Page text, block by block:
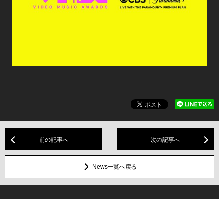
前の記事へ 次の記事へ
News一覧へ戻る